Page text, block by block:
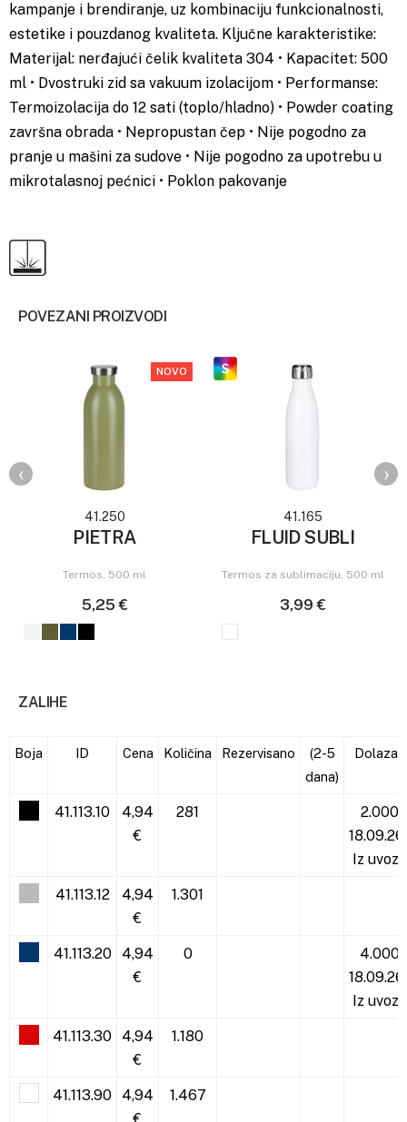
kampanje i brendiranje, uz kombinaciju funkcionalnosti,
estetike i pouzdanog kvaliteta. Ključne karakteristike:
Materijal: nerđajući čelik kvaliteta 304 • Kapacitet: 500
ml • Dvostruki zid sa vakuum izolacijom • Performanse:
Termoizolacija do 12 sati (toplo/hladno) • Powder coating
završna obrada • Nepropustan čep • Nije pogodno za
pranje u mašini za sudove • Nije pogodno za upotrebu u
mikrotalasnoj pećnici • Poklon pakovanje
POVEZANI PROIZVODI
NOVO
41.250
PIETRA
Termos, 500 ml
5,25 €
41.165
FLUID SUBLI
Termos za sublimaciju, 500 ml
3,99 €
‹ ›
ZALIHE
Boja ID Cena Količina Rezervisano
(2-5
dana)
Dolazak
41.113.10
4,94
€
281
2.000
Iz uvoza
41.113.12
4,94
€
1.301
41.113.20
4,94
€
0
4.000
Iz uvoza
41.113.30
4,94
€
1.180
41.113.90
4,94
1.467